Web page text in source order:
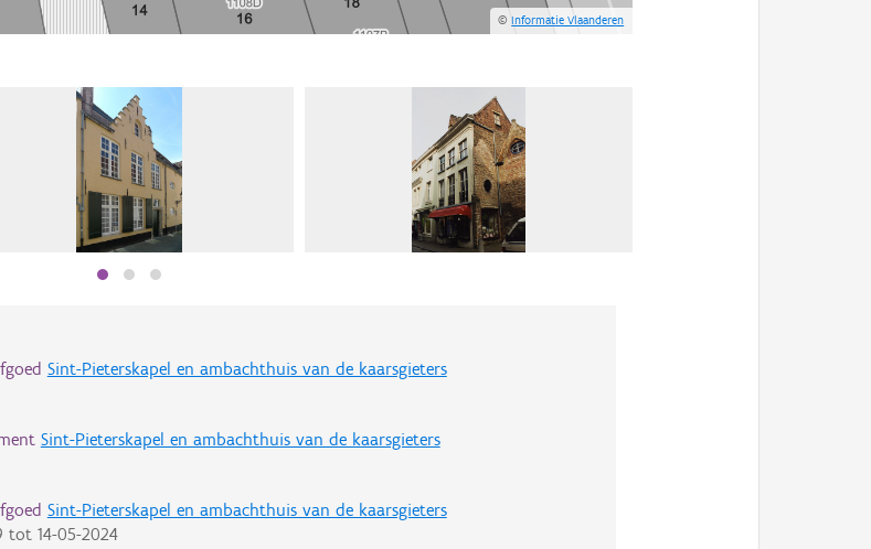
©Informatie Vlaanderen
Sint-Pieterskapel en ambachthuis van de kaarsgieters
Sint-Pieterskapel en ambachthuis van de kaarsgieters
Sint-Pieterskapel en ambachthuis van de kaarsgieters
tot 14-05-2024